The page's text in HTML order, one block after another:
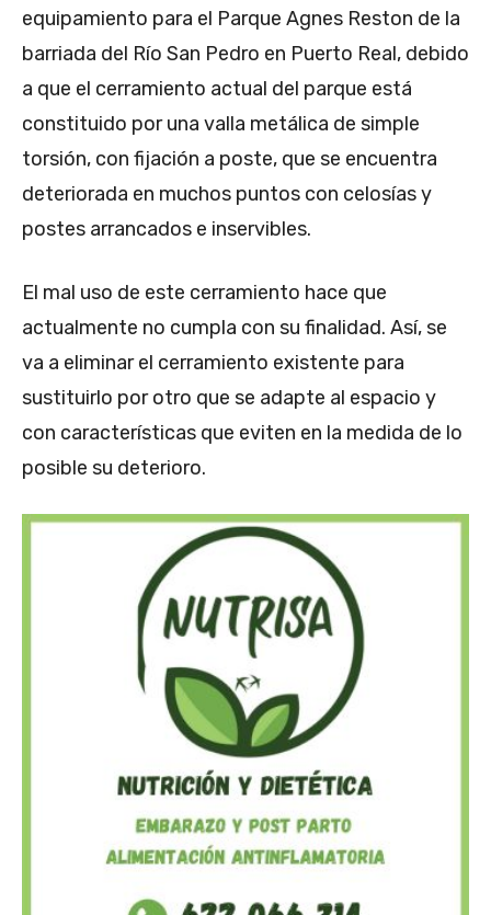
equipamiento para el Parque Agnes Reston de la
barriada del Río San Pedro en Puerto Real, debido
a que el cerramiento actual del parque está
constituido por una valla metálica de simple
torsión, con fijación a poste, que se encuentra
deteriorada en muchos puntos con celosías y
postes arrancados e inservibles.
El mal uso de este cerramiento hace que
actualmente no cumpla con su finalidad. Así, se
va a eliminar el cerramiento existente para
sustituirlo por otro que se adapte al espacio y
con características que eviten en la medida de lo
posible su deterioro.